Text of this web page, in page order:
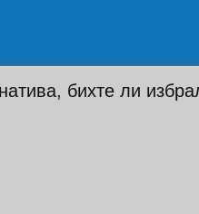
бихте ли